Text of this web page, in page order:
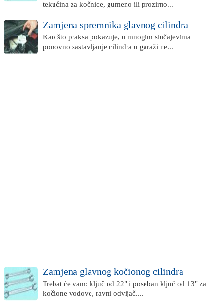
tekućina za kočnice, gumeno ili prozirno...
Zamjena spremnika glavnog cilindra
Kao što praksa pokazuje, u mnogim slučajevima
ponovno sastavljanje cilindra u garaži ne...
Zamjena glavnog kočionog cilindra
Trebat će vam: ključ od 22" i poseban ključ od 13" za
kočione vodove, ravni odvijač....